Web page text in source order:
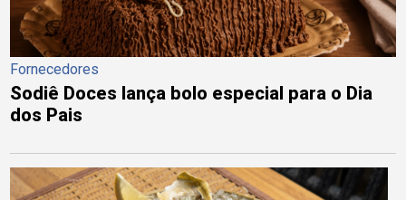
Fornecedores
Sodiê Doces lança bolo especial para o Dia
dos Pais